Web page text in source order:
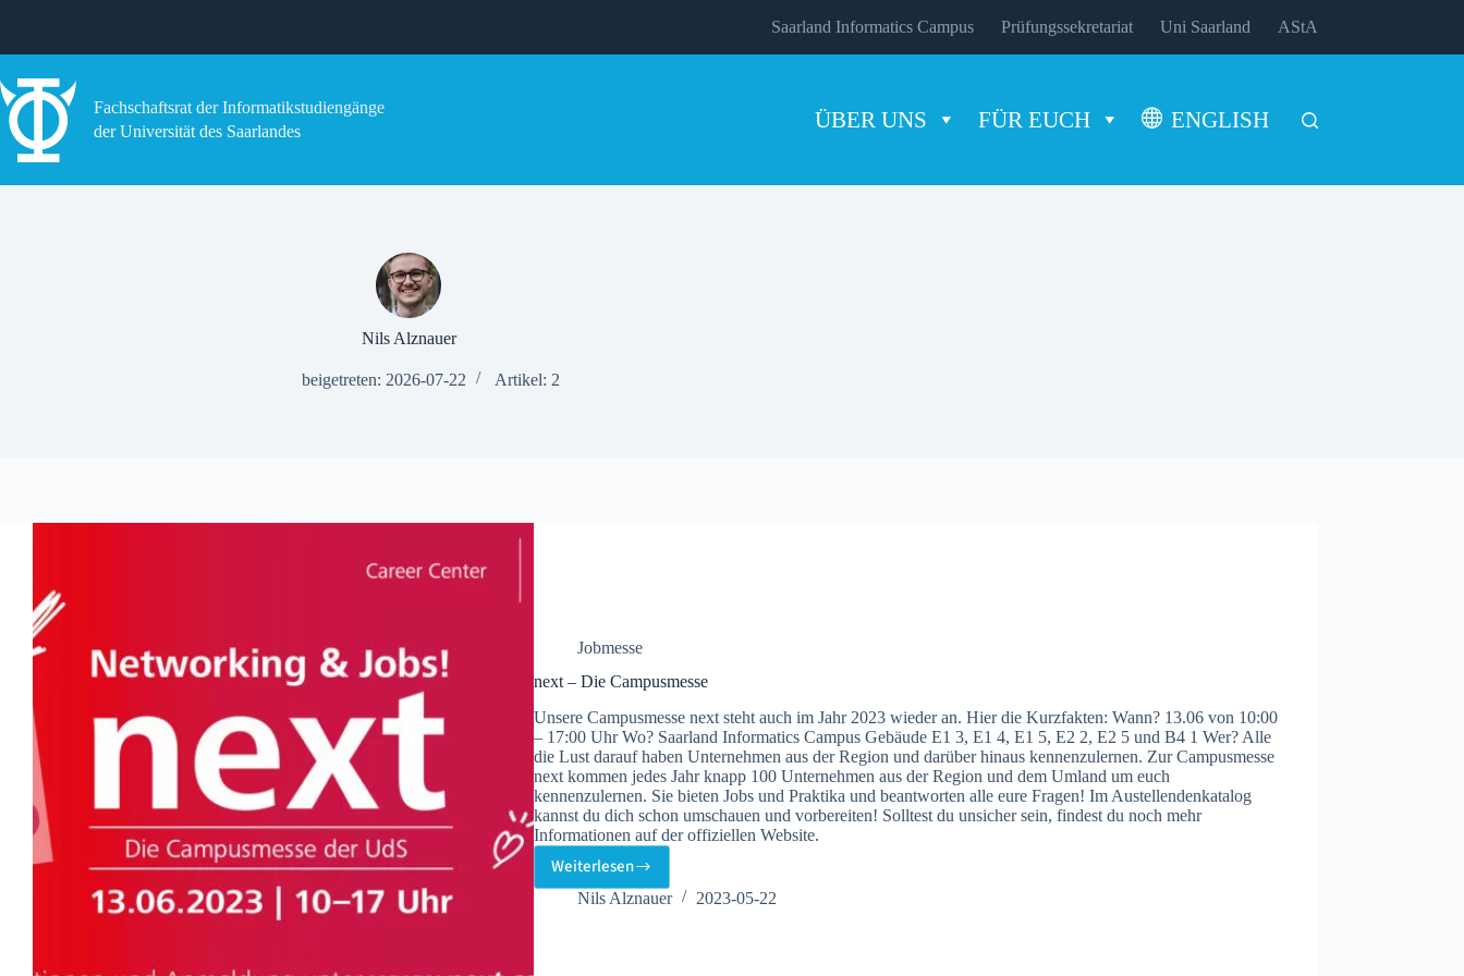
Saarland Informatics Campus Prüfungssekretariat Uni Saarland AStA
Fachschaftsrat der Informatikstudiengänge
der Universität des Saarlandes
ÜBER UNS FÜR EUCH ENGLISH
Nils Alznauer
beigetreten: 2026-07-22 Artikel: 2
Jobmesse
next – Die Campusmesse
Unsere Campusmesse next steht auch im Jahr 2023 wieder an. Hier die Kurzfakten: Wann? 13.06 von 10:00
– 17:00 Uhr Wo? Saarland Informatics Campus Gebäude E1 3, E1 4, E1 5, E2 2, E2 5 und B4 1 Wer? Alle
die Lust darauf haben Unternehmen aus der Region und darüber hinaus kennenzulernen. Zur Campusmesse
next kommen jedes Jahr knapp 100 Unternehmen aus der Region und dem Umland um euch
kennenzulernen. Sie bieten Jobs und Praktika und beantworten alle eure Fragen! Im Austellendenkatalog
kannst du dich schon umschauen und vorbereiten! Solltest du unsicher sein, findest du noch mehr
Informationen auf der offiziellen Website.
Weiterlesen
next
–
Nils Alznauer 2023-05-22